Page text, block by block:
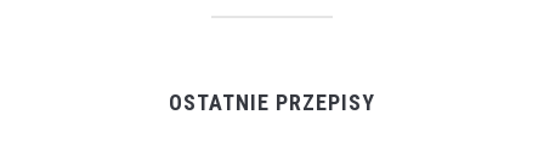
OSTATNIE PRZEPISY